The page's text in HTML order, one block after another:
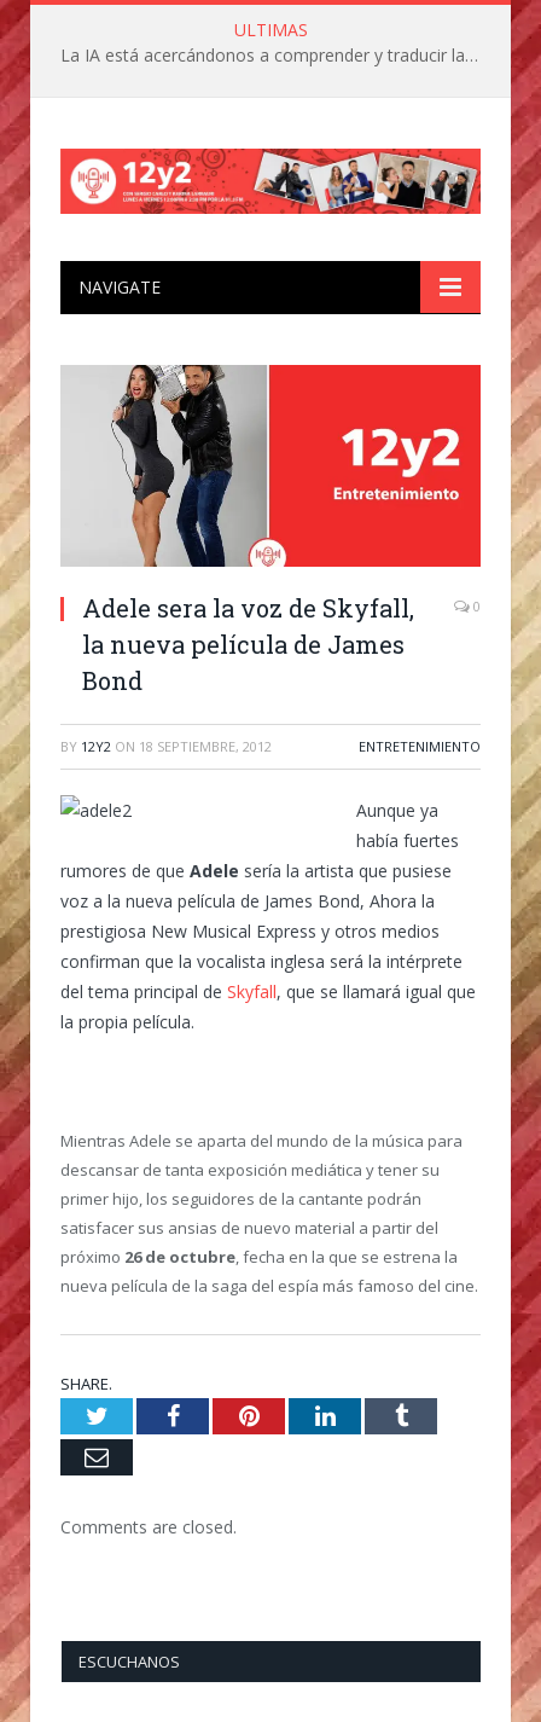
ULTIMAS
La IA está acercándonos a comprender y traducir las vocalizaciones y comportamientos de nuestras mascotas
NAVIGATE
Adele sera la voz de Skyfall,
la nueva película de James
Bond
0
BY 12Y2 ON 18 SEPTIEMBRE, 2012 ENTRETENIMIENTO
Aunque ya
había fuertes
rumores de que Adele sería la artista que pusiese
voz a la nueva película de James Bond, Ahora la
prestigiosa New Musical Express y otros medios
confirman que la vocalista inglesa será la intérprete
del tema principal de Skyfall, que se llamará igual que
la propia película.
Mientras Adele se aparta del mundo de la música para
descansar de tanta exposición mediática y tener su
primer hijo, los seguidores de la cantante podrán
satisfacer sus ansias de nuevo material a partir del
próximo 26 de octubre, fecha en la que se estrena la
nueva película de la saga del espía más famoso del cine.
SHARE.
TwitterFacebookPinterestLinkedInTumblr
Email
Comments are closed.
ESCUCHANOS